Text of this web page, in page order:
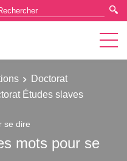
Doctorat
Études slaves
se dire
mots pour se